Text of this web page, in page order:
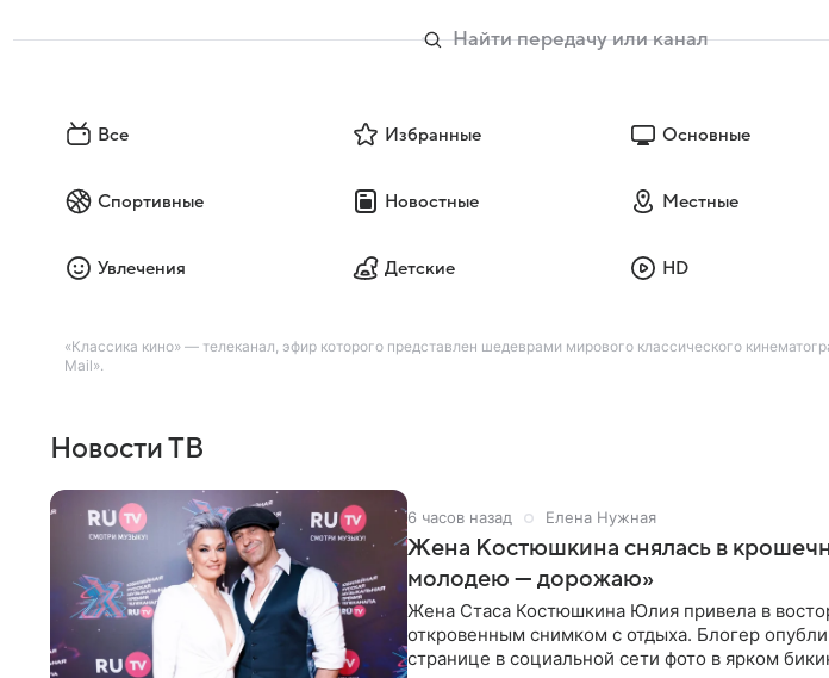
Все Избранные Основные
Спортивные Новостные Местные
Увлечения Детские HD
«Классика кино» — телеканал, эфир которого представлен шедеврами мирового классического
Mail».
Новости ТВ
6 часов назад Елена Нужная
Жена Костюшкина снялась в
молодею — дорожаю»
Жена Стаса Костюшкина Юлия привела в
откровенным снимком с отдыха. Блогер
странице в социальной сети фото в ярком